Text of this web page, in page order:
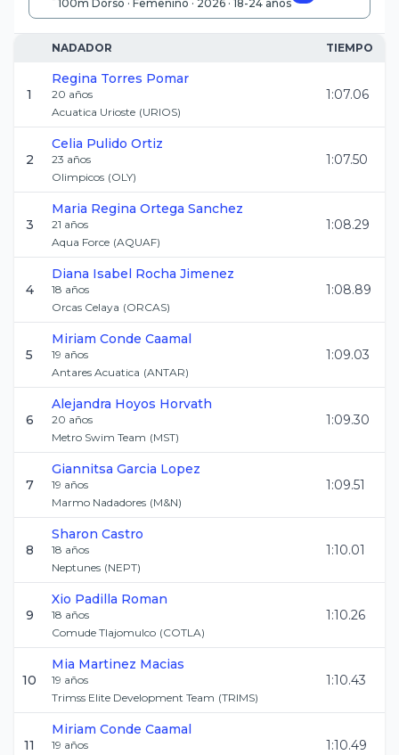
100m Dorso · Femenino · 2026 · 18-24 años
NADADOR TIEMPO
1
Regina Torres Pomar
20 años
Acuatica Urioste (URIOS)
1:07.06
2
Celia Pulido Ortiz
23 años
Olimpicos (OLY)
1:07.50
3
Maria Regina Ortega Sanchez
21 años
Aqua Force (AQUAF)
1:08.29
4
Diana Isabel Rocha Jimenez
18 años
Orcas Celaya (ORCAS)
1:08.89
5
Miriam Conde Caamal
19 años
Antares Acuatica (ANTAR)
1:09.03
6
Alejandra Hoyos Horvath
20 años
Metro Swim Team (MST)
1:09.30
7
Giannitsa Garcia Lopez
19 años
Marmo Nadadores (M&N)
1:09.51
8
Sharon Castro
18 años
Neptunes (NEPT)
1:10.01
9
Xio Padilla Roman
18 años
Comude Tlajomulco (COTLA)
1:10.26
10
Mia Martinez Macias
19 años
Trimss Elite Development Team (TRIMS)
1:10.43
11
Miriam Conde Caamal
19 años
1:10.49